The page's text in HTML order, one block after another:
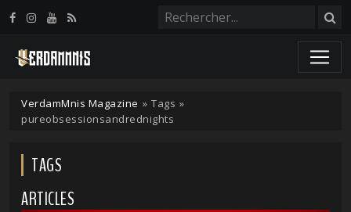
VerdamMnis Magazine » Tags »
pureobsessionsandrednights
TAGS
ARTICLES
Panneau de gestion des cookies